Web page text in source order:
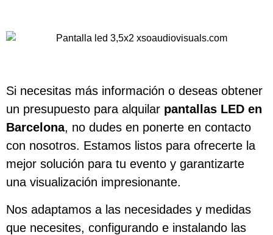
Si necesitas más información o deseas obtener
un presupuesto para alquilar pantallas LED en
Barcelona, no dudes en ponerte en contacto
con nosotros. Estamos listos para ofrecerte la
mejor solución para tu evento y garantizarte
una visualización impresionante.
Nos adaptamos a las necesidades y medidas
que necesites, configurando e instalando las